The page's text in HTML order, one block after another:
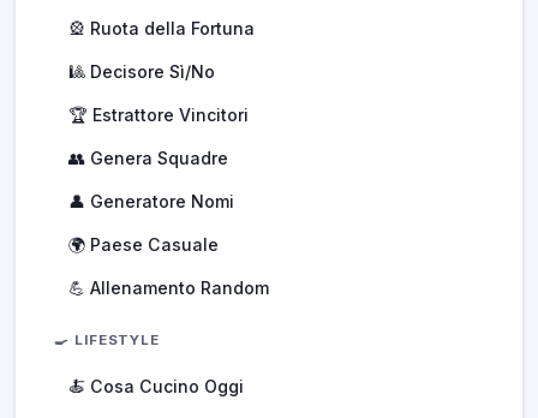
🎡 Ruota della Fortuna
🎱 Decisore Sì/No
🏆 Estrattore Vincitori
👥 Genera Squadre
👤 Generatore Nomi
🌍 Paese Casuale
💪 Allenamento Random
🍳 LIFESTYLE
🍝 Cosa Cucino Oggi